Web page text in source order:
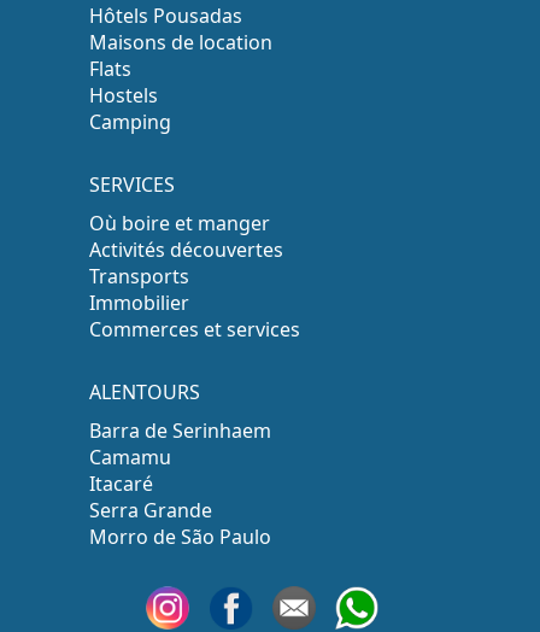
Hôtels Pousadas
Maisons de location
Flats
Hostels
Camping
SERVICES
Où boire et manger
Activités découvertes
Transports
Immobilier
Commerces et services
ALENTOURS
Barra de Serinhaem
Camamu
Itacaré
Serra Grande
Morro de São Paulo